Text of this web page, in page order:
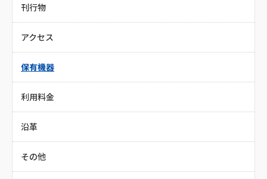
刊行物
アクセス
保有機器
利用料金
沿革
その他